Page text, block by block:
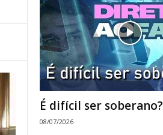
É difícil ser soberano?
08/07/2026